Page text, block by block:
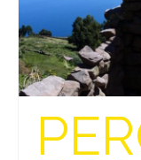
Kyoto
Mont
Nikko